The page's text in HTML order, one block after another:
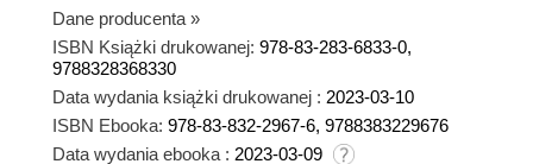
Dane producenta »
ISBN Książki drukowanej: 978-83-283-6833-0,
9788328368330
Data wydania książki drukowanej : 2023-03-10
ISBN Ebooka: 978-83-832-2967-6, 9788383229676
Data wydania ebooka : 2023-03-09